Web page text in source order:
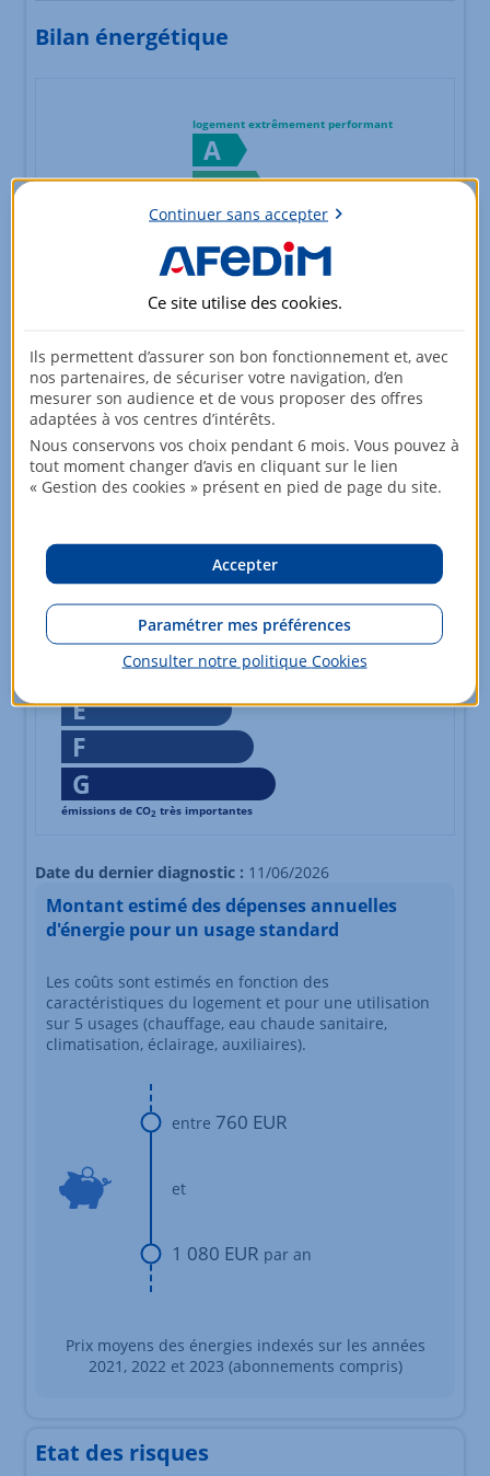
Bilan énergétique
logement extrêmement performant
A
B
C
4*
kg CO2/m².an
D
F
G
Échelle de performance énergétique s'étalant du niveau
Dont émissions de gaz à effet de serre
A 4 kg CO2/m².an
B
C
E
F
G
émissions de CO2 très importantes
Date du dernier diagnostic : 11/06/2026
Montant estimé des dépenses annuelles
d'énergie pour un usage standard
Les coûts sont estimés en fonction des
caractéristiques du logement et pour une utilisation
sur 5 usages (chauffage, eau chaude sanitaire,
climatisation, éclairage, auxiliaires).
entre 760 EUR
et
1 080 EUR par an
Prix moyens des énergies indexés sur les années
2021, 2022 et 2023 (abonnements compris)
Etat des risques
Continuer sans accepter
Ce site utilise des cookies.
Ils permettent d’assurer son bon fonctionnement et, avec
nos partenaires, de sécuriser votre navigation, d’en
mesurer son audience et de vous proposer des offres
adaptées à vos centres d’intérêts.
Nous conservons vos choix pendant 6 mois. Vous pouvez à
tout moment changer d’avis en cliquant sur le lien
« Gestion des cookies » présent en pied de page du site.
Accepter
Paramétrer mes préférences
Consulter notre politique Cookies